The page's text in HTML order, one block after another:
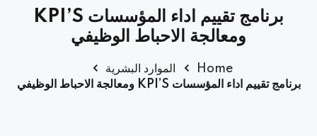
من نحن
الدورات التدريبية
الشهادات
برنامج تقييم اداء المؤسسات KPI’S
ومعالجة الاحباط الوظيفي
Home
الموارد البشرية
برنامج تقييم اداء المؤسسات KPI’S ومعالجة الاحباط الوظيفي